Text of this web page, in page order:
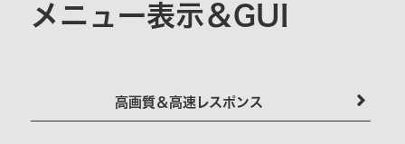
メニュー表示＆GUI
高画質＆高速レスポンス